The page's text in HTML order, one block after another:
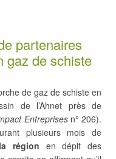
partenaires
gaz de schiste
de gaz de schiste en
de l’Ahnet près de
Entreprisesn° 206).
plusieurs mois de
région en dépit des